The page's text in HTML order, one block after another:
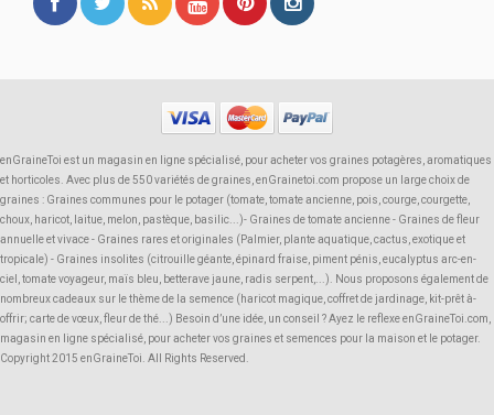
enGraineToi est un magasin en ligne spécialisé, pour acheter vos graines potagères, aromatiques
et horticoles. Avec plus de 550 variétés de graines, enGrainetoi.com propose un large choix de
graines : Graines communes pour le potager (tomate, tomate ancienne, pois, courge, courgette,
choux, haricot, laitue, melon, pastèque, basilic...)- Graines de tomate ancienne - Graines de fleur
annuelle et vivace - Graines rares et originales (Palmier, plante aquatique, cactus, exotique et
tropicale) - Graines insolites (citrouille géante, épinard fraise, piment pénis, eucalyptus arc-en-
ciel, tomate voyageur, maïs bleu, betterave jaune, radis serpent,...). Nous proposons également de
nombreux cadeaux sur le thème de la semence (haricot magique, coffret de jardinage, kit-prêt à-
offrir; carte de vœux, fleur de thé...) Besoin d’une idée, un conseil ? Ayez le reflexe enGraineToi.com,
magasin en ligne spécialisé, pour acheter vos graines et semences pour la maison et le potager.
Copyright 2015 enGraineToi. All Rights Reserved.